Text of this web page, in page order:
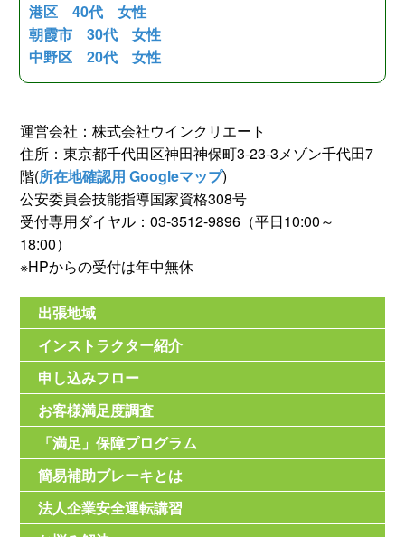
港区 40代 女性
朝霞市 30代 女性
中野区 20代 女性
運営会社：株式会社ウインクリエート
住所：東京都千代田区神田神保町3-23-3メゾン千代田7
階(所在地確認用 Googleマップ)
公安委員会技能指導国家資格308号
受付専用ダイヤル：03-3512-9896（平日10:00～
18:00）
※HPからの受付は年中無休
出張地域
インストラクター紹介
申し込みフロー
お客様満足度調査
「満足」保障プログラム
簡易補助ブレーキとは
法人企業安全運転講習